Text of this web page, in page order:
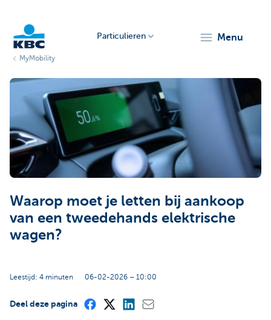
Particulieren
Particulieren menu
MyMobility
Waarop moet je letten bij aankoop
van een tweedehands elektrische
wagen?
Leestijd: 4 minuten 06-02-2026 – 10:00
Deel deze pagina